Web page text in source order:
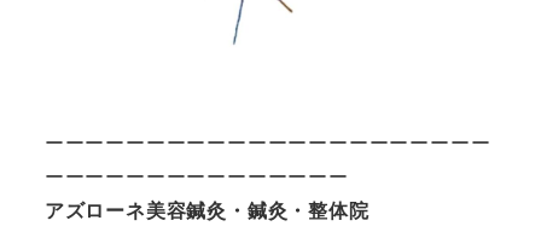
ーーーーーーーーーーーーーーーーーーーーーー
ーーーーーーーーーーーーーーー
アズローネ美容鍼灸・鍼灸・整体院